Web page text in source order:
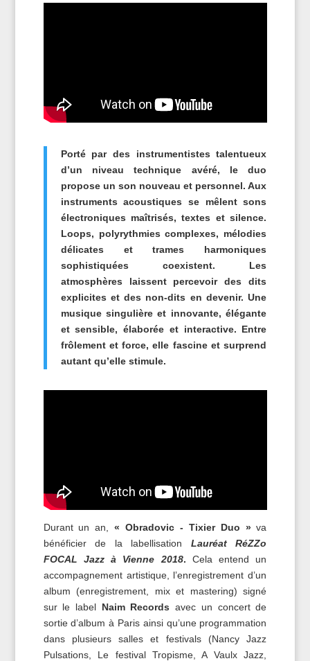
Porté par des instrumentistes talentueux
d’un niveau technique avéré, le duo
propose un son nouveau et personnel. Aux
instruments acoustiques se mêlent sons
électroniques maîtrisés, textes et silence.
Loops, polyrythmies complexes, mélodies
délicates et trames harmoniques
sophistiquées coexistent. Les
atmosphères laissent percevoir des dits
explicites et des non-dits en devenir. Une
musique singulière et innovante, élégante
et sensible, élaborée et interactive. Entre
frôlement et force, elle fascine et surprend
autant qu’elle stimule.
Durant un an,« Obradovic - Tixier Duo »va
bénéficier de la labellisation Lauréat RéZZo
FOCAL Jazz à Vienne 2018. Cela entend un
accompagnement artistique, l’enregistrement d’un
album (enregistrement, mix et mastering) signé
sur le label Naim Records avec un concert de
sortie d’album à Paris ainsi qu’une programmation
dans plusieurs salles et festivals (Nancy Jazz
Pulsations, Le festival Tropisme, A Vaulx Jazz,